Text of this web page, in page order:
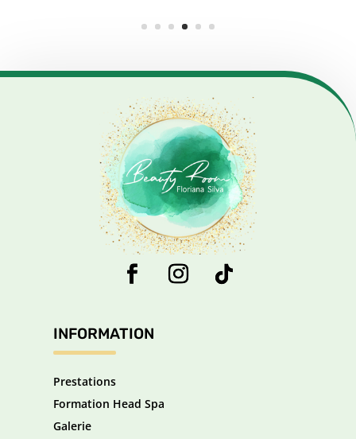
INFORMATION
Prestations
Formation Head Spa
Galerie